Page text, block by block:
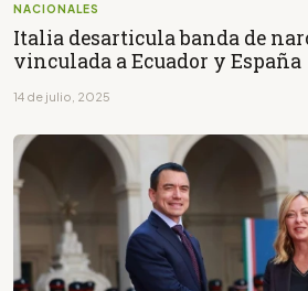
NACIONALES
Italia desarticula banda de
vinculada a Ecuador y España
14 de julio, 2025